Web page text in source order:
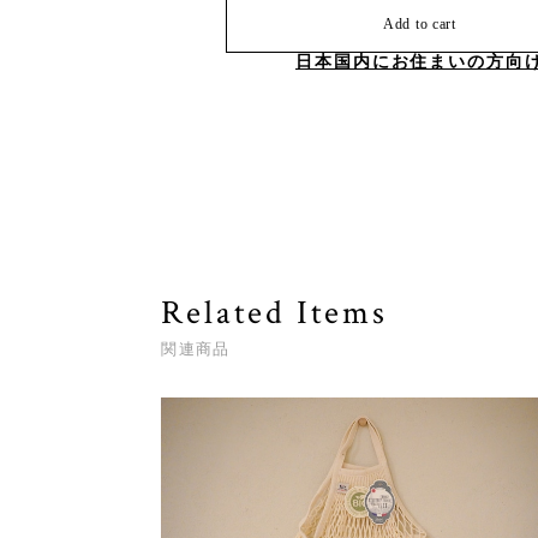
Add to cart
日本国内にお住まいの方向
Related Items
関連商品